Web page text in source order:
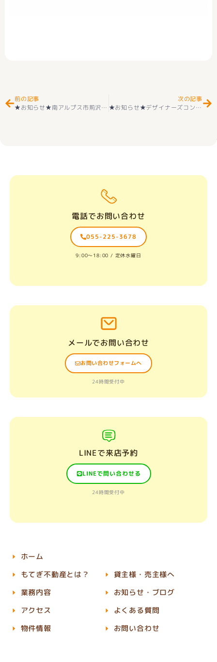
前の記事
★お知らせ★南アルプス市荊沢 最終１区画（区画5） 住宅用地 好評販売中
次の記事
★お知らせ★デザイナーズコンパクト分譲 新築一戸建て 甲府市 大里町 （国母駅 ） 2階建 ３ＬＤＫ 好評販売中
電話でお問い合わせ
055-225-3678
9:00〜18:00 / 定休水曜日
メールでお問い合わせ
お問い合わせフォームへ
24時間受付中
LINEで来店予約
LINEで問い合わせる
24時間受付中
ホーム
もてぎ不動産とは？
業務内容
アクセス
物件情報
貸主様・売主様へ
お知らせ・ブログ
よくある質問
お問い合わせ